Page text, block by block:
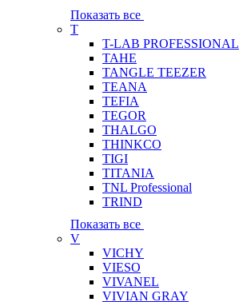
Показать все
T
T-LAB PROFESSIONAL
TAHE
TANGLE TEEZER
TEANA
TEFIA
TEGOR
THALGO
THINKCO
TIGI
TITANIA
TNL Professional
TRIND
Показать все
V
VICHY
VIESO
VIVANEL
VIVIAN GRAY